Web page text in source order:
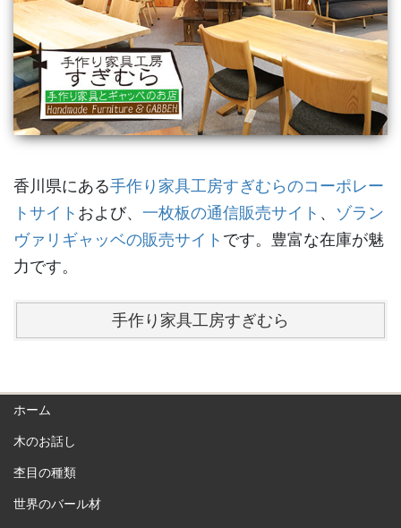
香川県にある手作り家具工房すぎむらのコーポレー
トサイト および、 一枚板の通信販売サイト 、 ゾラン
ヴァリギャッベの販売サイト です。豊富な在庫が魅
力です。
手作り家具工房すぎむら
ホーム
木のお話し
杢目の種類
世界のバール材